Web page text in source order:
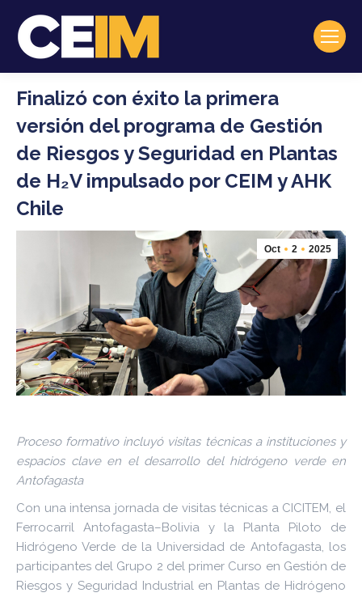
Finalizó con éxito la primera
versión del programa de Gestión
de Riesgos y Seguridad en Plantas
de H₂V impulsado por CEIM y AHK
Chile
Oct 2 2025
Proceso formativo incluyó visitas técnicas a instituciones y
espacios clave en el desarrollo del hidrógeno verde en
Antofagasta
Con una intensa jornada de visitas técnicas a CICITEM, el
Ferrocarril Antofagasta–Bolivia y la Planta Piloto de
Hidrógeno Verde de la Universidad de Antofagasta, los
participantes del Grupo 2 del primer Curso en Gestión de
Riesgos y Seguridad Industrial en Plantas de Hidrógeno